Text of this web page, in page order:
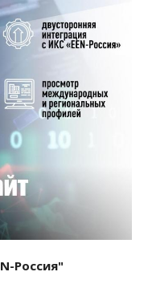
Россия"